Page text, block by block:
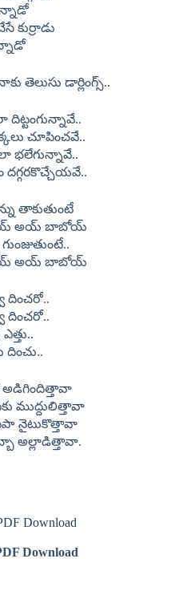
కుర్రాడు
తెలుసు డార్లింగ్స్..
చూపించవే..
భలేగున్నావే..
దగ్గరకొచ్చేయవే..
తాకుతుంటే
అయ్ బాబోయ్
అయ్ బాబోయ్
దించరో..
దించరో..
ఎత్తు..
దించు..
అడిగిందిత్తావా
ముద్దులిత్తావా
నైటుకొత్తావా
అల్లాడిత్తావా.
Download
Download